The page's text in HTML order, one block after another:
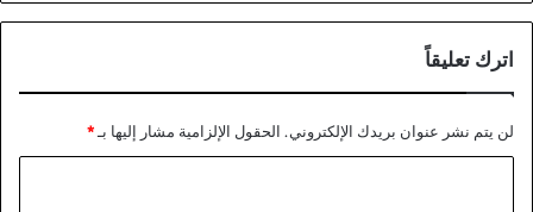
اترك تعليقاً
لن يتم نشر عنوان بريدك الإلكتروني. الحقول الإلزامية مشار إليها بـ*